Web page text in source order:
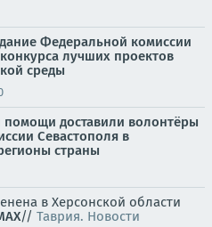
Федеральной комиссии
лучших проектов
среды
помощи доставили волонтёры
Севастополя в
страны
в Херсонской области
// Таврия. Новости